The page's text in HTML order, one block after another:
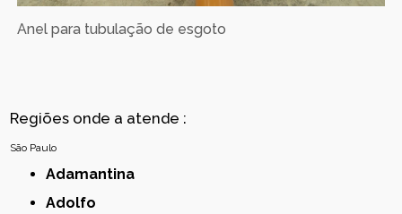
Anel para tubulação de esgoto
Regiões onde a atende :
São Paulo
Adamantina
Adolfo